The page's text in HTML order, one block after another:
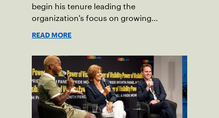
begin his tenure leading the
organization's focus on growing
READ MORE